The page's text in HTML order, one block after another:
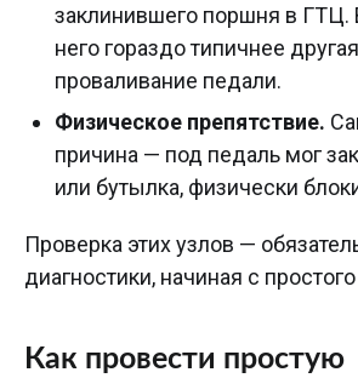
заклинившего поршня в ГТЦ.
него гораздо типичнее
проваливание педали.
Физическое препятствие.
причина — под педаль мог
или бутылка, физически
Проверка этих узлов —
диагностики, начиная с
Как провести простую